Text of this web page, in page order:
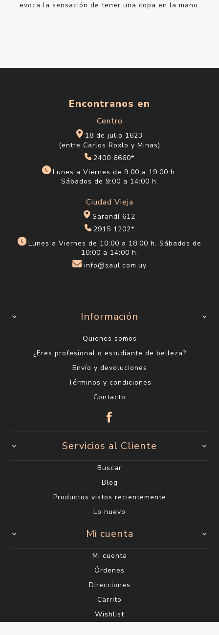
evoca la sensación de tener una copa en la mano.
Encontranos en
Centro
18 de julio 1623
(entre Carlos Roxlo y Minas)
2400 6660*
Lunes a Viernes de 9:00 a 19:00 h.
Sábados de 9:00 a 14:00 h.
Ciudad Vieja
Sarandí 612
2915 1202*
Lunes a Viernes de 10:00 a 18:00 h. Sábados de
10:00 a 14:00 h.
info@saul.com.uy
Información
Quienes somos
¿Eres profesional o estudiante de belleza?
Envío y devoluciones
Términos y condiciones
Contacto
Servicios al Cliente
Buscar
Blog
Productos vistos recientemente
Lo nuevo
Mi cuenta
Mi cuenta
Órdenes
Direcciones
Carrito
Wishlist